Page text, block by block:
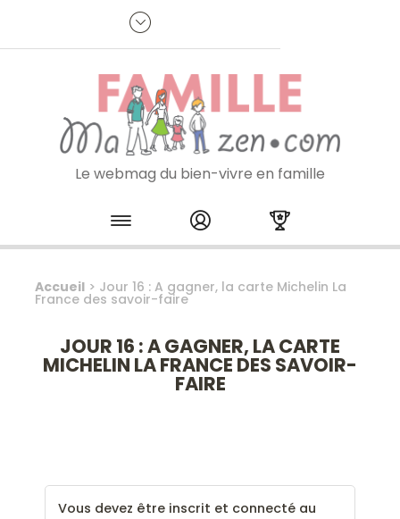
Je m'inscris à la newsletter
Le webmag du bien-vivre en famille
Skip to content
Accueil > Jour 16 : A gagner, la carte Michelin La
France des savoir-faire
JOUR 16 : A GAGNER, LA CARTE
MICHELIN LA FRANCE DES SAVOIR-
FAIRE
Vous devez être inscrit et connecté au
Panneau de gestion des cookies